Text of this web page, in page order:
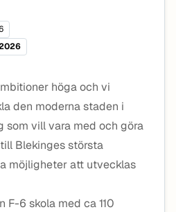
höga och vi
den moderna staden i
som vill vara med och göra
Blekinges största
möjligheter att utvecklas
F-6 skola med ca 110